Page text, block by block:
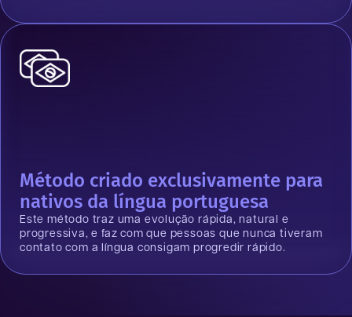
Método criado exclusivamente para
nativos da língua portuguesa
Este método traz uma evolução rápida, natural e
progressiva, e faz com que pessoas que nunca tiveram
contato com a língua consigam progredir rápido.